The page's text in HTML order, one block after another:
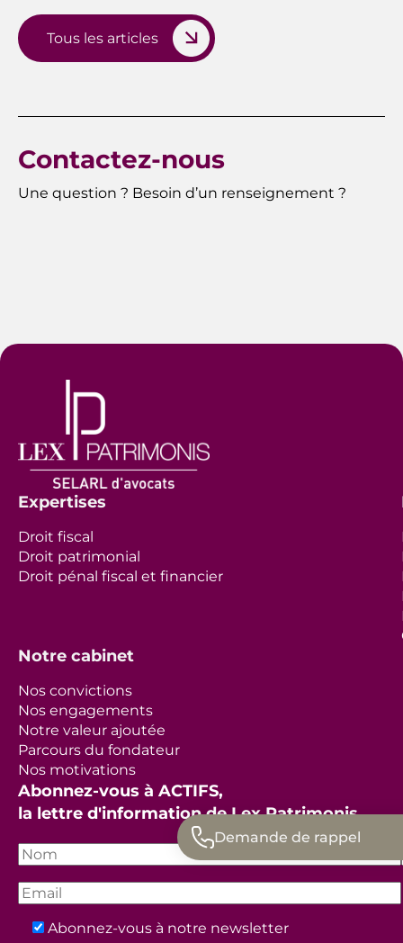
Tous les articles
Demande de rappel
Contactez-nous
Une question ? Besoin d’un renseignement ?
Expertises
Droit fiscal
Droit patrimonial
Droit pénal fiscal et financier
Notre cabinet
Nos convictions
Nos engagements
Notre valeur ajoutée
Parcours du fondateur
Nos motivations
Abonnez-vous à ACTIFS,
la lettre d'information de Lex Patrimonis
Abonnez-vous à notre newsletter